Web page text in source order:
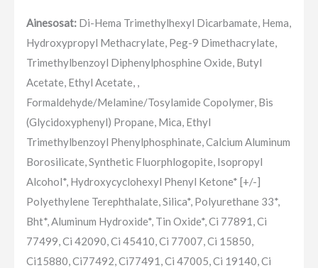
Ainesosat: Di-Hema Trimethylhexyl Dicarbamate, Hema,
Hydroxypropyl Methacrylate, Peg-9 Dimethacrylate,
Trimethylbenzoyl Diphenylphosphine Oxide, Butyl
Acetate, Ethyl Acetate, ,
Formaldehyde/Melamine/Tosylamide Copolymer, Bis
(Glycidoxyphenyl) Propane, Mica, Ethyl
Trimethylbenzoyl Phenylphosphinate, Calcium Aluminum
Borosilicate, Synthetic Fluorphlogopite, Isopropyl
Alcohol*, Hydroxycyclohexyl Phenyl Ketone* [+/-]
Polyethylene Terephthalate, Silica*, Polyurethane 33*,
Bht*, Aluminum Hydroxide*, Tin Oxide*, Ci 77891, Ci
77499, Ci 42090, Ci 45410, Ci 77007, Ci 15850,
Ci15880, Ci77492, Ci77491, Ci 47005, Ci 19140, Ci